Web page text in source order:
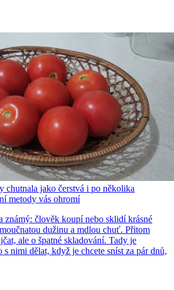
chutnala jako čerstvá i po několika
metody vás ohromí
známý: člověk koupí nebo sklidí krásné
dužinu a mdlou chuť. Přitom
ale o špatné skladování. Tady je
s nimi dělat, když je chcete sníst za pár dnů,